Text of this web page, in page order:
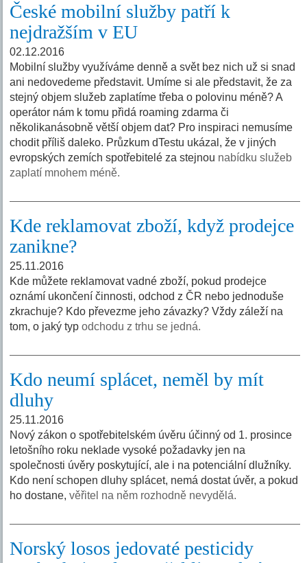
České mobilní služby patří k
nejdražším v EU
02.12.2016
Mobilní služby využíváme denně a svět bez nich už si snad
ani nedovedeme představit. Umíme si ale představit, že za
stejný objem služeb zaplatíme třeba o polovinu méně? A
operátor nám k tomu přidá roaming zdarma či
několikanásobně větší objem dat? Pro inspiraci nemusíme
chodit příliš daleko. Průzkum dTestu ukázal, že v jiných
evropských zemích spotřebitelé za stejnou nabídku služeb
zaplatí mnohem méně.
Kde reklamovat zboží, když prodejce
zanikne?
25.11.2016
Kde můžete reklamovat vadné zboží, pokud prodejce
oznámí ukončení činnosti, odchod z ČR nebo jednoduše
zkrachuje? Kdo převezme jeho závazky? Vždy záleží na
tom, o jaký typodchodu z trhu se jedná.
Kdo neumí splácet, neměl by mít
dluhy
25.11.2016
Nový zákon o spotřebitelském úvěru účinný od 1. prosince
letošního roku neklade vysoké požadavky jen na
společnosti úvěry poskytující, ale i na potenciální dlužníky.
Kdo není schopen dluhy splácet, nemá dostat úvěr, a pokud
ho dostane,věřitel na něm rozhodně nevydělá.
Norský losos jedovaté pesticidy